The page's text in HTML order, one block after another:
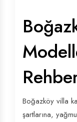
Boğazköy villa
şartlarına,